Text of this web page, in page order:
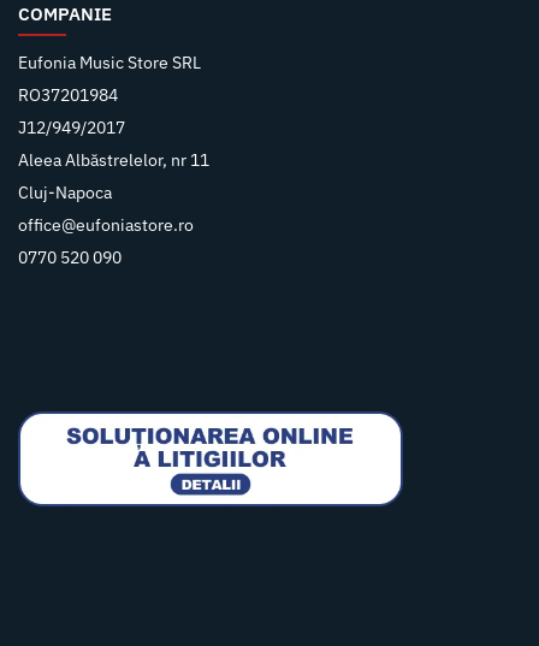
COMPANIE
Eufonia Music Store SRL
RO37201984
J12/949/2017
Aleea Albăstrelelor, nr 11
Cluj-Napoca
office@eufoniastore.ro
0770 520 090